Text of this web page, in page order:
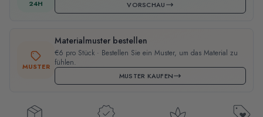
24H
VORSCHAU
MUSTER
Materialmuster bestellen
€6 pro Stück · Bestellen Sie ein Muster, um das Material zu
fühlen.
MUSTER KAUFEN